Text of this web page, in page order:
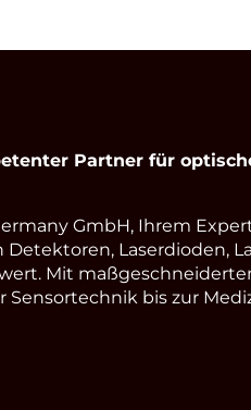
Partner für
GmbH, Ihrem
Laserdioden,
Mit
bis zur